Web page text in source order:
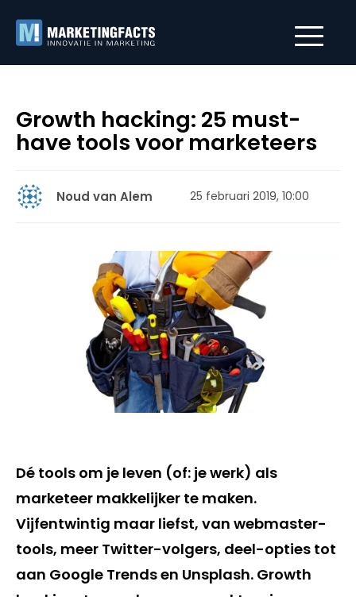
Growth hacking: 25 must-
have tools voor marketeers
Noud van Alem 25 februari 2019, 10:00
Dé tools om je leven (of: je werk) als
marketeer makkelijker te maken.
Vijfentwintig maar liefst, van webmaster-
tools, meer Twitter-volgers, deel-opties tot
aan Google Trends en Unsplash. Growth